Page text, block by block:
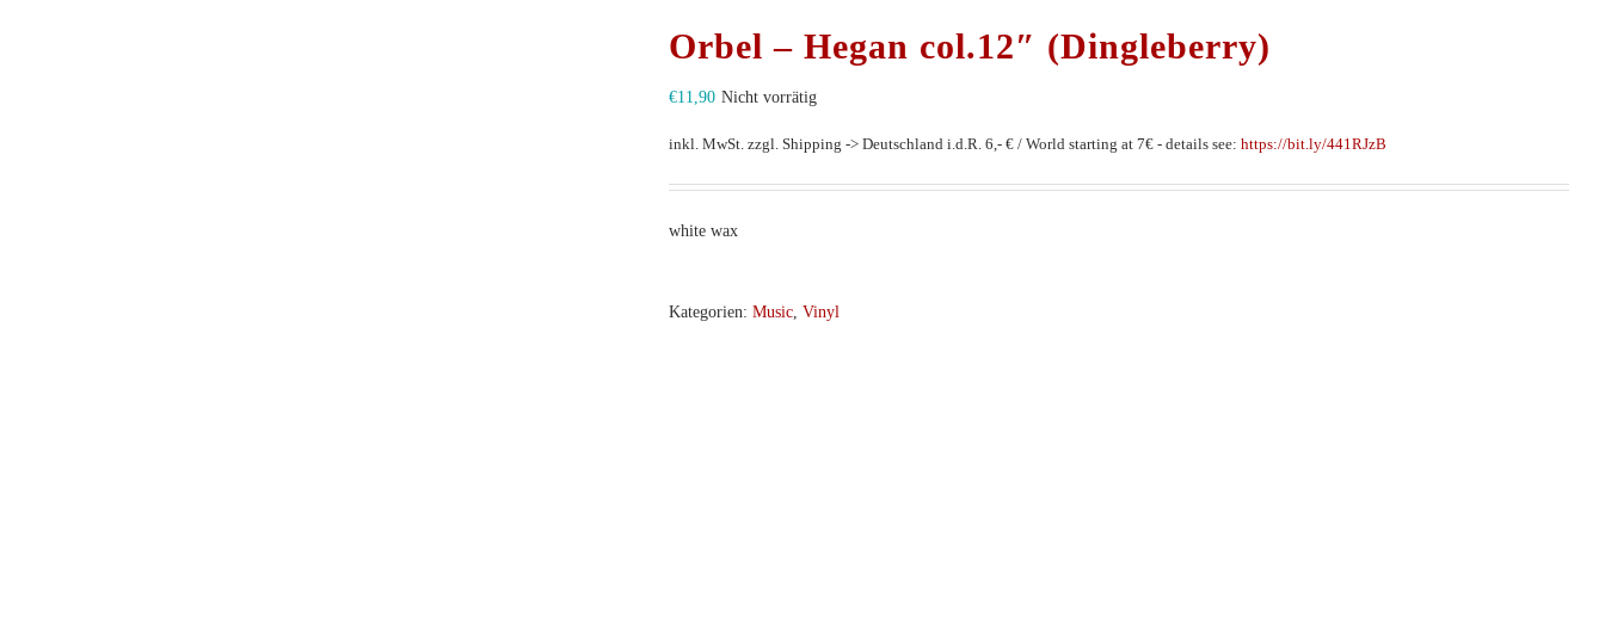
Orbel – Hegan col.12″ (Dingleberry)
€11,90 Nicht vorrätig
inkl. MwSt. zzgl. Shipping -> Deutschland i.d.R. 6,- € / World starting at 7€ - details see: https://bit.ly/441RJzB
white wax
Kategorien: Music Vinyl